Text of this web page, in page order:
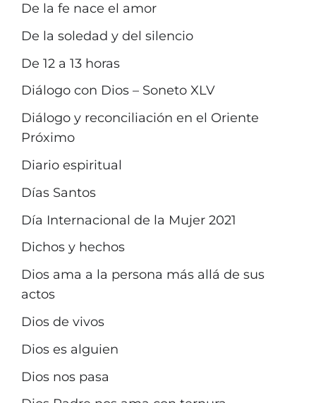
De la fe nace el amor
De la soledad y del silencio
De 12 a 13 horas
Diálogo con Dios – Soneto XLV
Diálogo y reconciliación en el Oriente
Próximo
Diario espiritual
Días Santos
Día Internacional de la Mujer 2021
Dichos y hechos
Dios ama a la persona más allá de sus
actos
Dios de vivos
Dios es alguien
Dios nos pasa